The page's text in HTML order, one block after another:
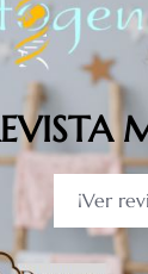
¡Ver